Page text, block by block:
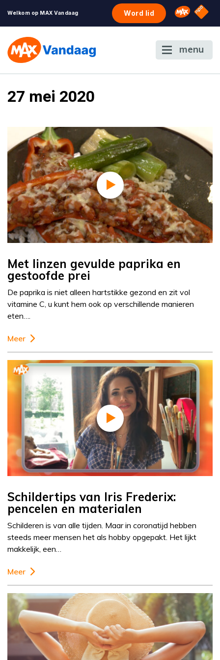
Welkom op MAX Vandaag Word lid Omroep
NPO
menu
27 mei 2020
Met linzen gevulde paprika en
gestoofde prei
De paprika is niet alleen hartstikke gezond en zit vol
vitamine C, u kunt hem ook op verschillende manieren
eten….
Meer
Schildertips van Iris Frederix:
pencelen en materialen
Schilderen is van alle tijden. Maar in coronatijd hebben
steeds meer mensen het als hobby opgepakt. Het lijkt
makkelijk, een…
Meer